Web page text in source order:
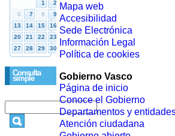
Consulta
simple
Mapa web
Accesibilidad
Sede Electrónica
Información Legal
Política de cookies
Gobierno Vasco
Página de inicio
Conoce el Gobierno
Departamentos y
Atención ciudadana